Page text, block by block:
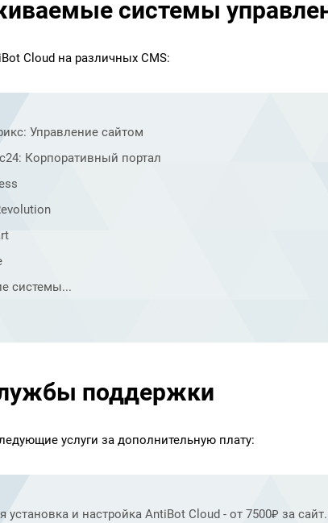
системы
Cloud на различных CMS:
Управление сайтом
Корпоративный портал
системы...
поддержки
услуги за дополнительную плату:
установка и настройка AntiBot Cloud - от 7500₽ за сайт.